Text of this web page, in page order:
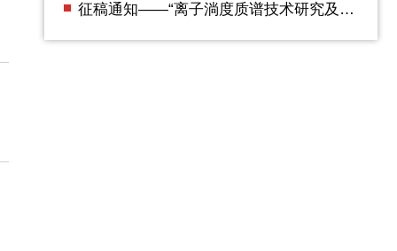
征稿通知——“离子淌度质谱技术研究及应